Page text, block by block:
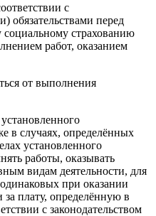
с
обязательствами перед
социальному страхованию
работ, оказанием
от выполнения
в случаях, определённых
установленного
работы, оказывать
видам деятельности, для
при оказании
плату, определённую в
с законодательством